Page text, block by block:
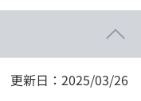
更新日：2025/03/26